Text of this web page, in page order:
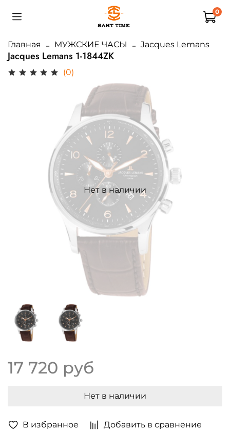
0
Главная МУЖСКИЕ ЧАСЫ Jacques Lemans
Jacques Lemans 1-1844ZK
(0)
В избранное Добавить в сравнение
Нет в наличии
17 720 руб
Нет в наличии